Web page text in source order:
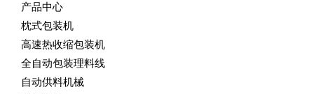
产品中心
枕式包装机
高速热收缩包装机
全自动包装理料线
自动供料机械